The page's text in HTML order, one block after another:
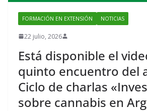
FORMACIÓN EN EXTENSIÓN NOTICIAS
22 julio, 2026
Está disponible el
quinto encuentro del
Ciclo de charlas
sobre cannabis en